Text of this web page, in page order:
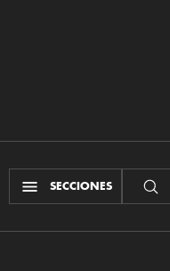
SECCIONES